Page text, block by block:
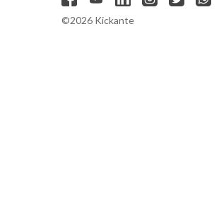
©2026 Kickante